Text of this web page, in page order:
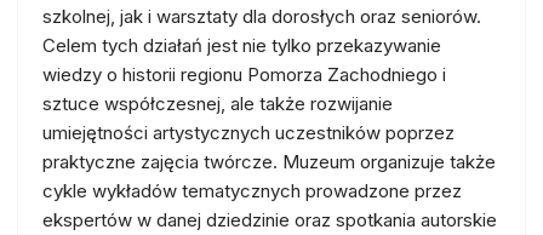
szkolnej, jak i warsztaty dla dorosłych oraz seniorów.
Celem tych działań jest nie tylko przekazywanie
wiedzy o historii regionu Pomorza Zachodniego i
sztuce współczesnej, ale także rozwijanie
umiejętności artystycznych uczestników poprzez
praktyczne zajęcia twórcze. Muzeum organizuje także
cykle wykładów tematycznych prowadzone przez
ekspertów w danej dziedzinie oraz spotkania autorskie